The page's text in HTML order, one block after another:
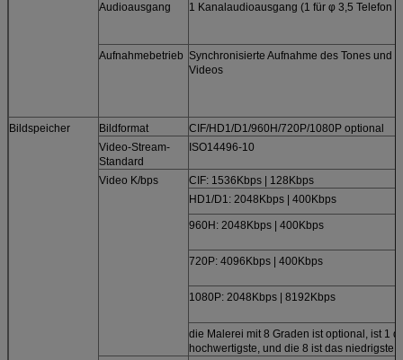
Audioausgang
1 Kanalaudioausgang (1 für φ 3,5 Telefon
Aufnahmebetrieb Synchronisierte Aufnahme des Tones und
Videos
Bildspeicher Bildformat
CIF/HD1/D1/960H/720P/1080P optional
Video-Stream-
Standard
ISO14496-10
Video K/bps
CIF: 1536Kbps | 128Kbps
HD1/D1: 2048Kbps | 400Kbps
960H: 2048Kbps | 400Kbps
720P: 4096Kbps | 400Kbps
1080P: 2048Kbps | 8192Kbps
die Malerei mit 8 Graden ist optional, ist 1
hochwertigste, und die 8 ist das niedrigste.